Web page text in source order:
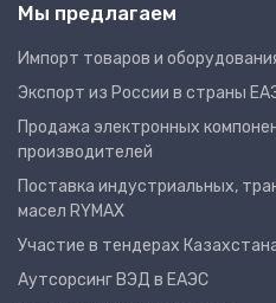
Мы предлагаем
Импорт товаров и
Экспорт из России в страны
Продажа электронных
производителей
Поставка индустриальных,
масел RYMAX
Участие в тендерах
Аутсорсинг ВЭД в ЕАЭС